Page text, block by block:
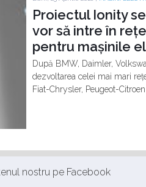
Proiectul Ionity
vor să intre în
pentru mașinile
După BMW, Daimler,
dezvoltarea celei mai mari
Fiat-Chrysler, Peugeot-
nostru pe Facebook